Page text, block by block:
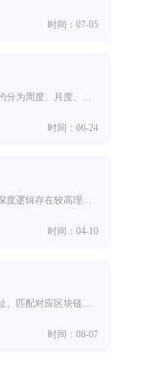
时间：07-05
比特币期货没有统一结束周期，合约分为周度、月度、季度三类固定期限产品，永续比特币期货则无到期结束时间，主流合规场内与加密
时间：06-24
表层概念通俗易懂，但底层技术与深度逻辑存在较高理解门槛，整体呈现“易入门、难精通”的特征，并非完全直白易懂。比特币的核心
时间：04-10
以太坊提币核心流程为确认接收地址、匹配对应区块链网络、填写提币数额、完成身份验证并提交交易，网络选择与地址核验是决定资金
时间：08-07